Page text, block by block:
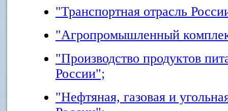
"Транспортная отрасль
"Агропромышленный
"Производство продуктов
России";
"Нефтяная, газовая и